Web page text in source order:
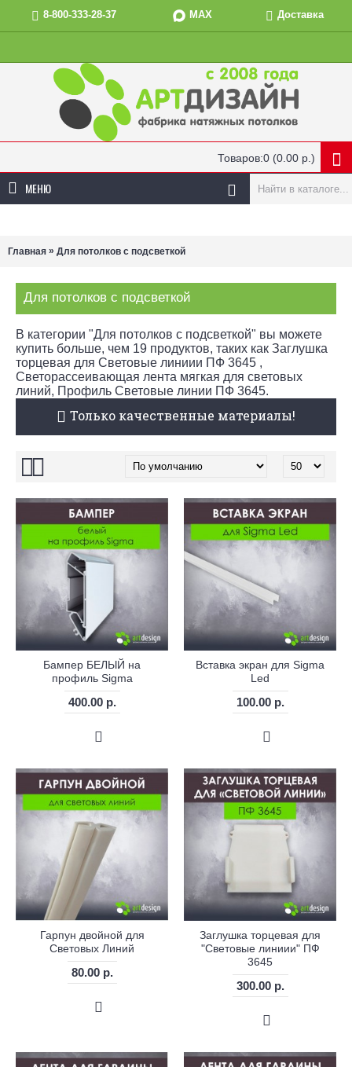
8-800-333-28-37 MAX Доставка
Товаров:0 (0.00 р.)
МЕНЮ
Главная » Для потолков с подсветкой
Для потолков с подсветкой
В категории "Для потолков с подсветкой" вы можете
купить больше, чем 19 продуктов, таких как Заглушка
торцевая для Световые линиии ПФ 3645 ,
Светорассеивающая лента мягкая для световых
линий, Профиль Световые линии ПФ 3645.
Только качественные материалы!
Бампер БЕЛЫЙ на
профиль Sigma
400.00 р.
Вставка экран для Sigma
Led
100.00 р.
Гарпун двойной для
Световых Линий
80.00 р.
Заглушка торцевая для
"Световые линиии" ПФ
3645
300.00 р.